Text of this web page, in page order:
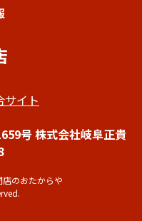
サイト
号 株式会社岐阜正貴
のおたからや